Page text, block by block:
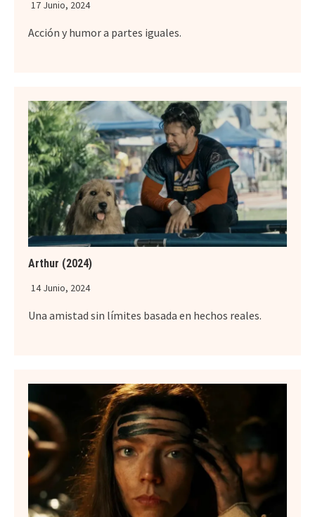
17 Junio, 2024
Acción y humor a partes iguales.
Arthur (2024)
14 Junio, 2024
Una amistad sin límites basada en hechos reales.